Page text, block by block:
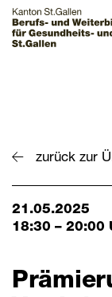
zurück zur
21.05.2025
18:30 – 20:00
Über uns
BZGS St.Gallen